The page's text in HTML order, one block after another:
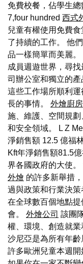
免費校餐，佔學生
7,four hundred 西式
兒童有權使用免費
了持續的工作。 他
品一樣簡單而美麗。
成員週遊世界，尋
司辦公室和獨立的產
這些工作場所順利
長的事情。 外燴廚房
施、維護、空間規
和安全領域。 L Z
淨銷售額 12.5 億福
Kft年淨銷售額81.5
界各國政府的大使
外燴 的許多新舉措
過與政策和行業決
在全球數百個地點
會。 外燴公司 該團
權、環境、創造就
沙尼亞是為所有年齡
許多歐洲兒童本週開